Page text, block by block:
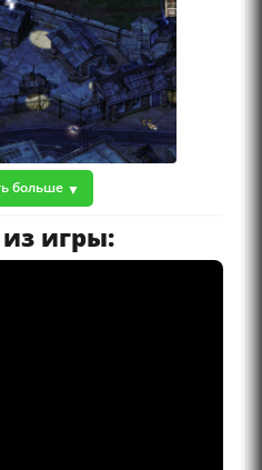
больше
игры: